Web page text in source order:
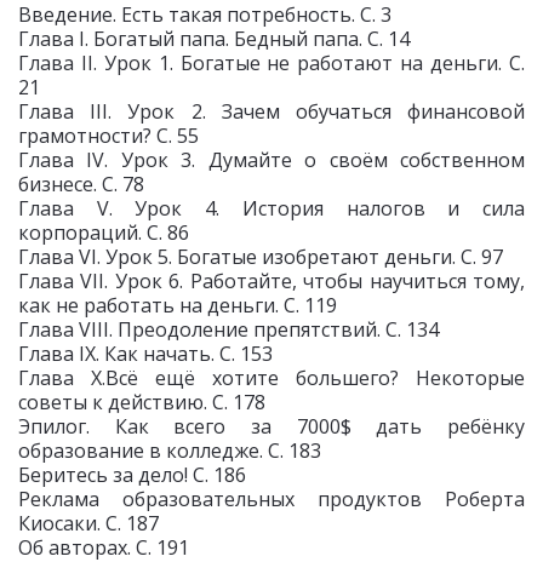
Введение. Есть такая потребность. С. 3
Глава I. Богатый папа. Бедный папа. С. 14
Глава II. Урок 1. Богатые не работают на деньги. С.
21
Глава III. Урок 2. Зачем обучаться финансовой
грамотности? С. 55
Глава IV. Урок 3. Думайте о своём собственном
бизнесе. С. 78
Глава V. Урок 4. История налогов и сила
корпораций. С. 86
Глава VI. Урок 5. Богатые изобретают деньги. С. 97
Глава VII. Урок 6. Работайте, чтобы научиться тому,
как не работать на деньги. С. 119
Глава VIII. Преодоление препятствий. С. 134
Глава IX. Как начать. С. 153
Глава X.Всё ещё хотите большего? Некоторые
советы к действию. С. 178
Эпилог. Как всего за 7000$ дать ребёнку
образование в колледже. С. 183
Беритесь за дело! С. 186
Реклама образовательных продуктов Роберта
Киосаки. С. 187
Об авторах. С. 191